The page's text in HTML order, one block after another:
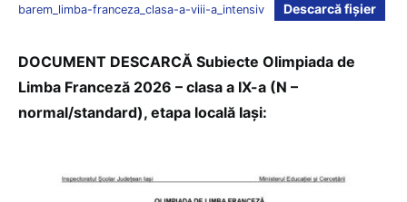
barem_limba-franceza_clasa-a-viii-a_intensiv Descarcă fișier
DOCUMENT DESCARCĂ Subiecte Olimpiada de
Limba Franceză 2026 – clasa a IX-a (N –
normal/standard), etapa locală Iași: